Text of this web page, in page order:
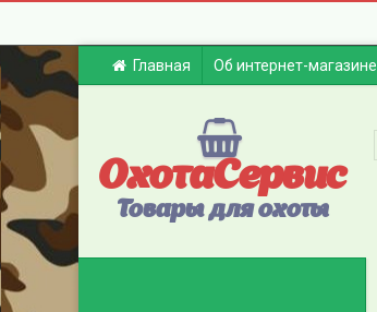
Главная Об интернет-магазине
ОхотаСервис
Товары для охоты